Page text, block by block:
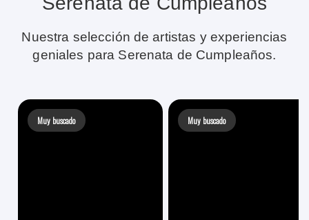
Nuestra selección de artistas y experiencias
geniales para Serenata de Cumpleaños.
Muy buscado Muy buscado